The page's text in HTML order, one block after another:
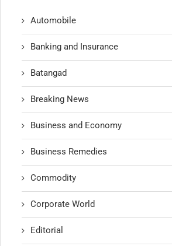
Automobile
Banking and Insurance
Batangad
Breaking News
Business and Economy
Business Remedies
Commodity
Corporate World
Editorial